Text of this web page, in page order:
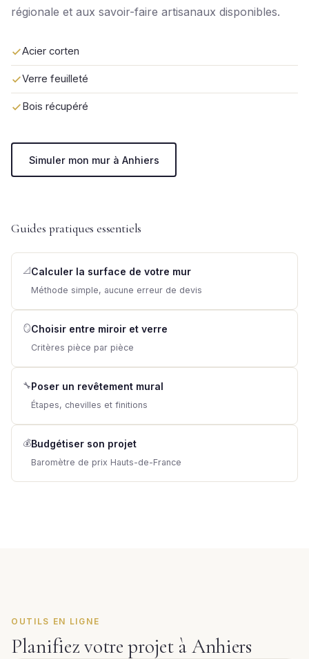
régionale et aux savoir-faire artisanaux disponibles.
Acier corten
Verre feuilleté
Bois récupéré
Simuler mon mur à Anhiers
Guides pratiques essentiels
📐 Calculer la surface de votre mur
Méthode simple, aucune erreur de devis
🪞Choisir entre miroir et verre
Critères pièce par pièce
🔧Poser un revêtement mural
Étapes, chevilles et finitions
💰Budgétiser son projet
Baromètre de prix Hauts-de-France
OUTILS EN LIGNE
Planifiez votre projet à Anhiers